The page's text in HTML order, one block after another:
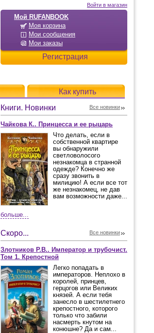
Мой RUFANBOOK
Моя корзина
Мои сообщения
Мои заказы
Регистрация
Войти в магазин
Как купить
Книги. Новинки Все новинки
Чайкова К.. Принцесса и ее рыцарь
Что делать, если в
собственной квартире
вы обнаружили
светловолосого
незнакомца в странной
одежде? Конечно же
сразу звонить в
милицию! А если все тот
же незнакомец, не дав
вам возможности даже...
больше...
Скоро... Все новинки
Злотников Р.В.. Император и трубочист.
Том 1. Крепостной
Легко попадать в
императоров. Неплохо в
королей, принцев,
герцогов или Великих
князей. А если тебя
занесло в шестилетнего
крепостного, которого
только что забили
насмерть кнутом на
конюшне? Да и сам...